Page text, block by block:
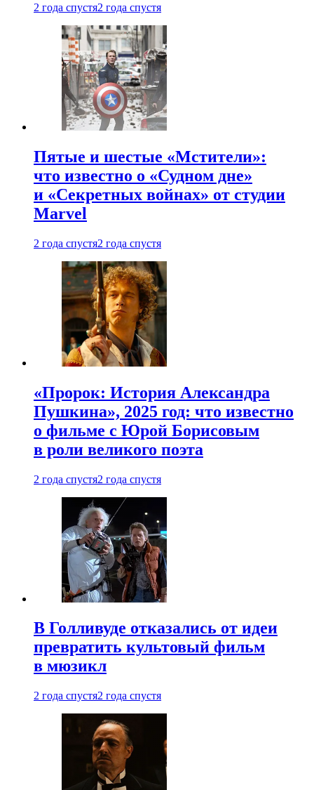
2 года спустя2 года спустя
Пятые и шестые «Мстители»:
что известно о «Судном дне»
и «Секретных войнах» от студии
Marvel
2 года спустя2 года спустя
«Пророк: История Александра
Пушкина», 2025 год: что известно
о фильме с Юрой Борисовым
в роли великого поэта
2 года спустя2 года спустя
В Голливуде отказались от идеи
превратить культовый фильм
в мюзикл
2 года спустя2 года спустя